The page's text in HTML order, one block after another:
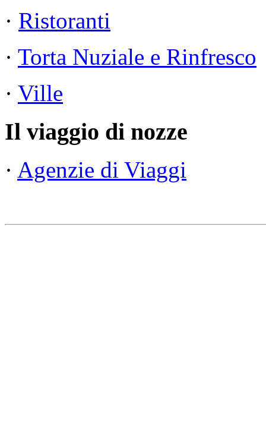
· Ristoranti
· Torta Nuziale e Rinfresco
· Ville
Il viaggio di nozze
· Agenzie di Viaggi